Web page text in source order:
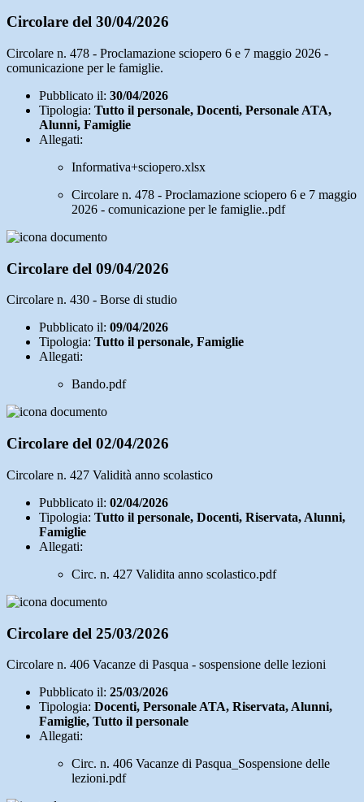
Circolare del 30/04/2026
Circolare n. 478 - Proclamazione sciopero 6 e 7 maggio 2026 -
comunicazione per le famiglie.
Pubblicato il: 30/04/2026
Tipologia: Tutto il personale, Docenti, Personale ATA,
Alunni, Famiglie
Allegati:
Informativa+sciopero.xlsx
Circolare n. 478 - Proclamazione sciopero 6 e 7 maggio
2026 - comunicazione per le famiglie..pdf
Circolare del 09/04/2026
Circolare n. 430 - Borse di studio
Pubblicato il: 09/04/2026
Tipologia: Tutto il personale, Famiglie
Allegati:
Bando.pdf
Circolare del 02/04/2026
Circolare n. 427 Validità anno scolastico
Pubblicato il: 02/04/2026
Tipologia: Tutto il personale, Docenti, Riservata, Alunni,
Famiglie
Allegati:
Circ. n. 427 Validita anno scolastico.pdf
Circolare del 25/03/2026
Circolare n. 406 Vacanze di Pasqua - sospensione delle lezioni
Pubblicato il: 25/03/2026
Tipologia: Docenti, Personale ATA, Riservata, Alunni,
Famiglie, Tutto il personale
Allegati:
Circ. n. 406 Vacanze di Pasqua_Sospensione delle
lezioni.pdf